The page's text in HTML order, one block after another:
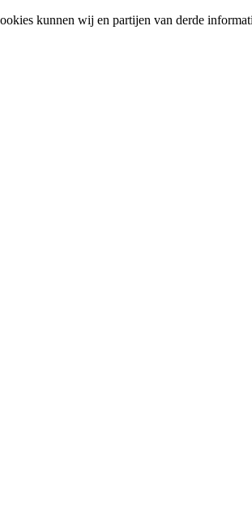
kunnen wij en partijen van derde